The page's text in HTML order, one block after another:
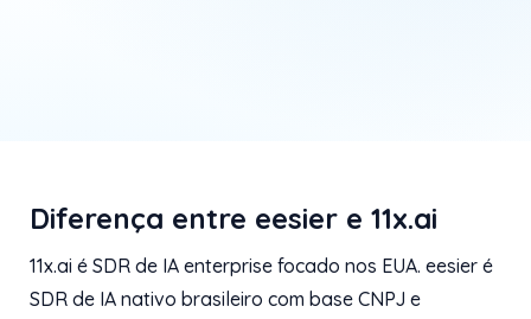
Diferença entre eesier e 11x.ai
11x.ai é SDR de IA enterprise focado nos EUA. eesier é
SDR de IA nativo brasileiro com base CNPJ e